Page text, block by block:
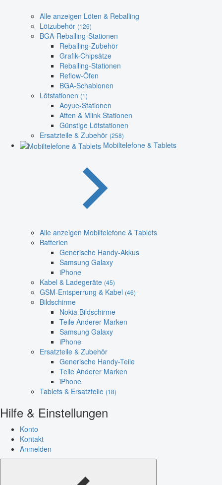
Alle anzeigen Löten & Reballing
Lötzubehör (126)
BGA-Reballing-Stationen
Reballing-Zubehör
Grafik-Chipsätze
Reballing-Stationen
Reflow-Öfen
BGA-Schablonen
Lötstationen (1)
Aoyue-Stationen
Atten & Mlink Stationen
Günstige Lötstationen
Ersatzteile & Zubehör (258)
Mobiltelefone & Tablets
Alle anzeigen Mobiltelefone & Tablets
Batterien
Generische Handy-Akkus
Samsung Galaxy
iPhone
Kabel & Ladegeräte (45)
GSM-Entsperrung & Kabel (46)
Bildschirme
Nokia Bildschirme
Teile Anderer Marken
Samsung Galaxy
iPhone
Ersatzteile & Zubehör
Generische Handy-Teile
Teile Anderer Marken
iPhone
Tablets & Ersatzteile (18)
Hilfe & Einstellungen
Konto
Kontakt
Anmelden